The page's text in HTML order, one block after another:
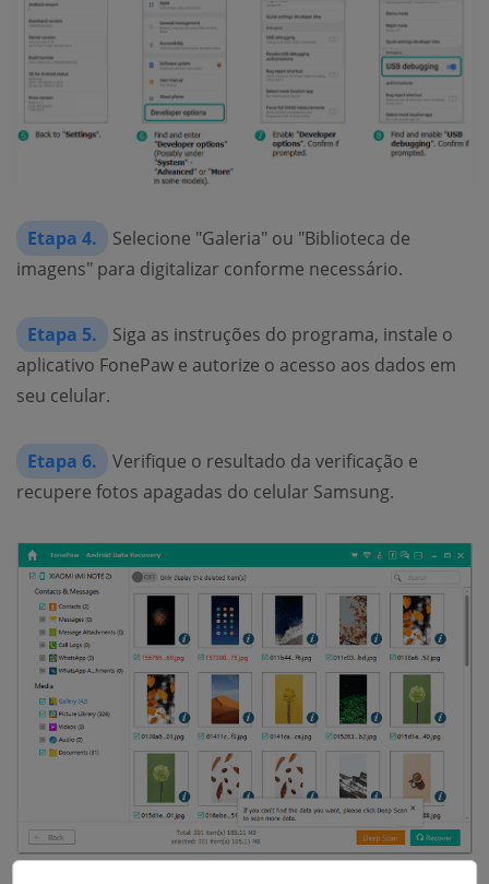
Etapa 4.
Selecione "Galeria" ou "Biblioteca de
imagens" para digitalizar conforme necessário.
Etapa 5.
Siga as instruções do programa, instale o
aplicativo FonePaw e autorize o acesso aos dados em
seu celular.
Etapa 6.
Verifique o resultado da verificação e
recupere fotos apagadas do celular Samsung.